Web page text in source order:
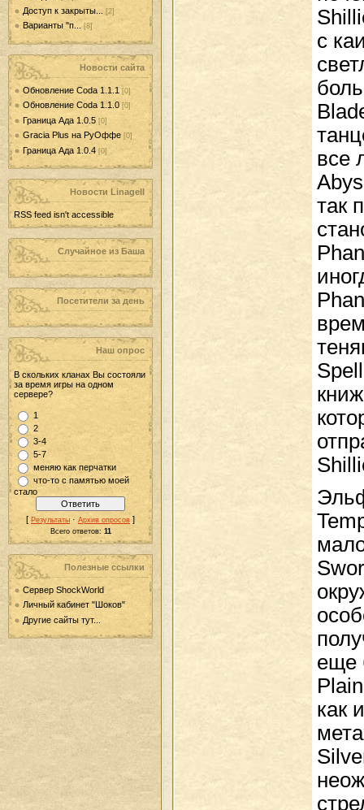
Доступ к закрыты... [2]
Варианты "п... [8]
Новости сайта
Обновление Coda 1.1.1 [0]
Обновление Coda 1.1.0 [0]
Граница Ада 1.0.5 [0]
Gracia Plus на РуОффе [0]
Граница Ада 1.0.4 [0]
Новости LinageII
RSS feed isn't accessible
Случайное из Баша
Посетители за день
Наш опрос
В скольких кланах Вы состояли
за время игры на одном
сервере?
1
2
3-4
5-7
меняю как перчатки
что-то с памятью моей
стало
[ Результаты · Архив опросов ]
Всего ответов: 11
Полезные ссылки
Сервер ShockWorld
Личный кабинет "Шоков"
Другие сайты тут...
с
все
так
еще
как